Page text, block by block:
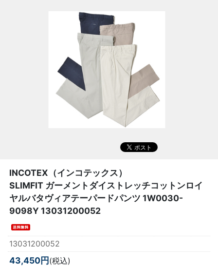
INCOTEX（インコテックス）
SLIMFIT ガーメントダイストレッチコットンロイ
ヤルバタヴィアテーパードパンツ 1W0030-
9098Y 13031200052
13031200052
43,450円(税込)